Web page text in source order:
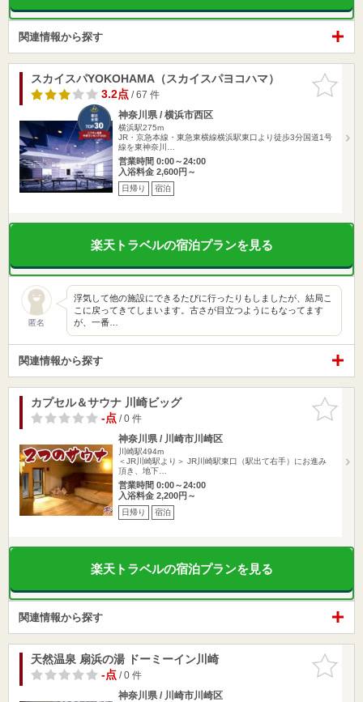
関連情報から探す
お気に入
りに追加
スカイスパYOKOHAMA（スカイスパヨコハマ）
3.2点/ 67 件
神奈川県 / 横浜市西区
横浜駅275m
JR・京急本線・東急東横線横浜駅東口より徒歩3分国道1号
線を東神奈川…
営業時間 0:00～24:00
入浴料金 2,600円～
日帰り 宿泊
楽天トラベルの宿泊プランを見る
匿名
浮気して他の施設にできるたびに行ったりもしましたが、結局こ
こに戻ってきてしまいます。古さが目立つようにもなってます
が、一番…
関連情報から探す
お気に入
りに追加
カプセル＆サウナ 川崎ビッグ
-点/ 0 件
神奈川県 / 川崎市川崎区
川崎駅494m
＜JR川崎駅より＞ JR川崎駅東口（駅出て右手）にお進み
頂き、地下…
営業時間 0:00～24:00
入浴料金 2,200円～
日帰り 宿泊
楽天トラベルの宿泊プランを見る
関連情報から探す
お気に入
りに追加
天然温泉 扇浜の湯 ドーミーイン川崎
-点/ 0 件
神奈川県 / 川崎市川崎区